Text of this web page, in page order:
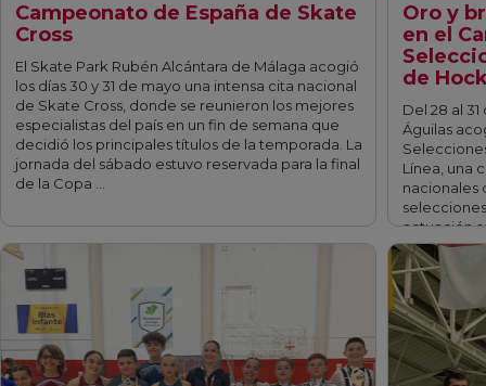
Campeonato de España de Skate
Cross
El Skate Park Rubén Alcántara de Málaga acogió
los días 30 y 31 de mayo una intensa cita nacional
de Skate Cross, donde se reunieron los mejores
especialistas del país en un fin de semana que
decidió los principales títulos de la temporada. La
jornada del sábado estuvo reservada para la final
de la Copa …
Oro y
en el
de
Del 28 al
Águilas
Línea, una
nacionales
actuación
oro en …
fff
fff